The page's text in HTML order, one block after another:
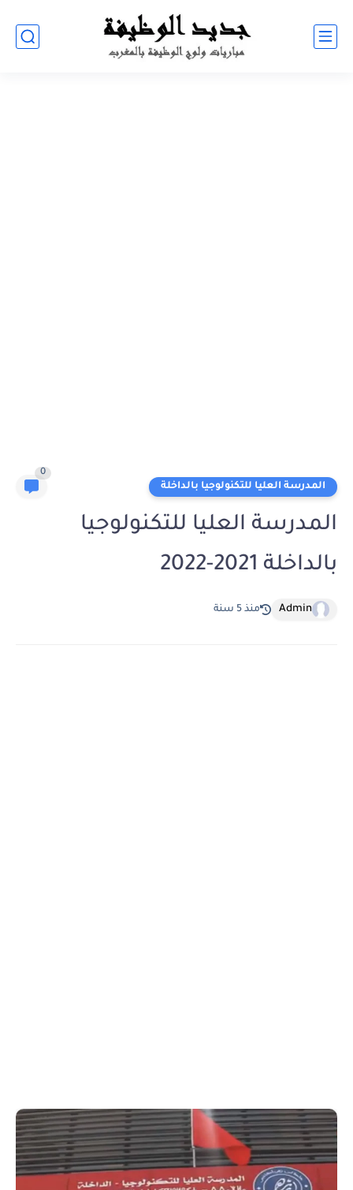
المدرسة العليا للتكنولوجيا بالداخلة
0
المدرسة العليا للتكنولوجيا
بالداخلة 2021-2022
Admin منذ 5 سنة